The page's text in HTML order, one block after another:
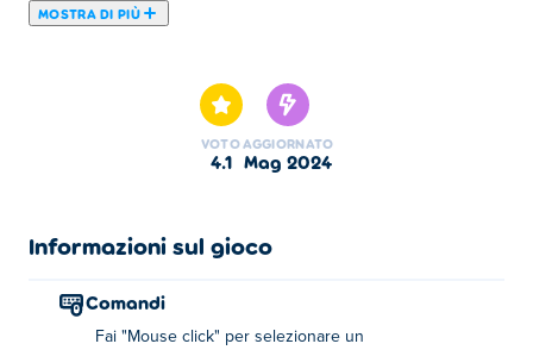
MOSTRA DI PIÙ
destini e influenzare i risultati! Nel tentativo di far rivivere
la tua città natale, devi coinvolgere nuove persone,
interpretare le loro vite, completare compiti e riportare in
scelta che farai, dalla nascita alla morte, avrà un impatto
morale. Sei pronto ad affrontare le sfide della vita e a
prendere le decisioni più difficili?
VOTO
4.1
AGGIORNATO
mag 2024
Informazioni sul gioco
Comandi
Fai "Mouse click" per selezionare un